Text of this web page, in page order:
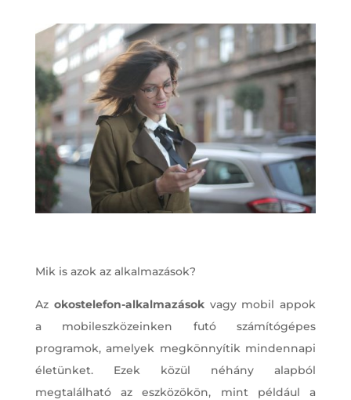
Mik is azok az alkalmazások?
Az okostelefon-alkalmazásokvagy mobil appok
a mobileszközeinken futó számítógépes
programok, amelyek megkönnyítik mindennapi
életünket. Ezek közül néhány alapból
megtalálható az eszközökön, mint például a